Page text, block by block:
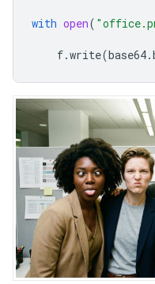
with open(
f.write(base64.